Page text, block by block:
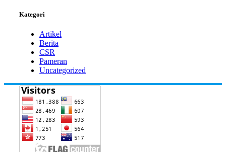
Kategori
Artikel
Berita
CSR
Pameran
Uncategorized